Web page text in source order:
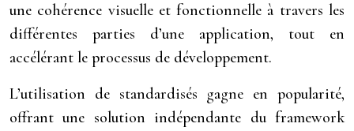
une cohérence visuelle et fonctionnelle à travers les
différentes parties d’une application, tout en
accélérant le processus de développement.
L’utilisation de standardisés gagne en popularité,
offrant une solution indépendante du framework